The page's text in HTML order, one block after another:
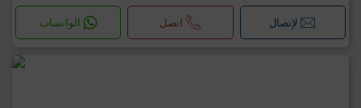
لإتصال اتصل الواتساب